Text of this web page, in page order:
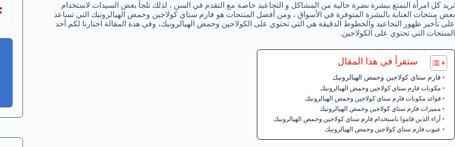
تريد كل امرأة التمتع ببشرة نضرة خالية من المشاكل و التجاعيد خاصة مع التقدم في السن ، لذلك تلجأ بعض السيدات لاستخدام
بعض منتجات العناية بالبشرة المتوفرة في الأسواق ، ومن أفضل المنتحات هو فارم ستاي كولاجين وحمض الهيالرونيك التي تساعد
على تأخير ظهور التجاعيد والخطوط الدقيقة هي التي تحتوي على الكولاجين وحمض الهيالرونيك، وفي هذة المقالة اختارنا لكم أحد
المنتجات التي تحتوي على الكولاجين.
ستقرأ في هذا المقال
فارم ستاي كولاجين وحمض الهيالرونيك
مكونات فارم ستاي كولاجين وحمض الهيالرونيك
فوائد مكونات فارم ستاي كولاجين وحمض الهيالرونيك
مميزات فارم ستاي كولاجين وحمض الهيالرونيك
آراء الذين قاموا باستخدام فارم ستاي كولاجين وحمض الهيالرونيك
عيوب فارم ستاي كولاجين وحمض الهيالرونيك